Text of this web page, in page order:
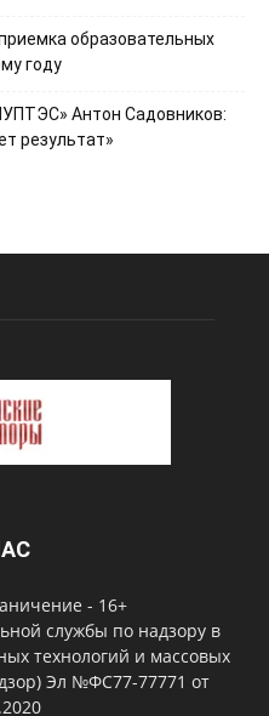
образовательных
году
Антон Садовников:
результат»
- 16+
службы по надзору в
технологий и массовых
Эл №ФС77-77771 от